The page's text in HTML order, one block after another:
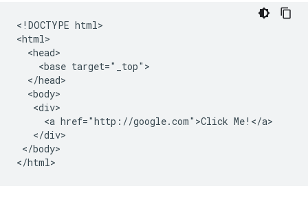
<!DOCTYPE html>
<html>
  <head>
    <base target="_top">
  </head>
  <body>
   <div>
     <a href="http://google.com">Click Me!</a>
   </div>
</body>